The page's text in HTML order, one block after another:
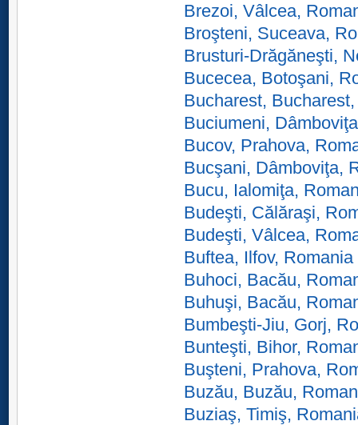
Brezoi, Vâlcea,
Broşteni, Suceava,
Brusturi-Drăgăneşti,
Bucecea, Botoşani,
Bucharest,
Buciumeni,
Bucov, Prahova,
Bucşani, Dâmboviţa,
Bucu, Ialomiţa,
Budeşti, Călăraşi,
Budeşti, Vâlcea,
Buftea, Ilfov, Romania
Buhoci, Bacău,
Buhuşi, Bacău,
Bumbeşti-Jiu, Gorj,
Bunteşti, Bihor,
Buşteni, Prahova,
Buzău, Buzău,
Buziaş, Timiş,